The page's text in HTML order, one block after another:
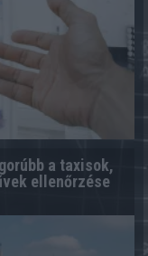
a taxisok,
ellenőrzése